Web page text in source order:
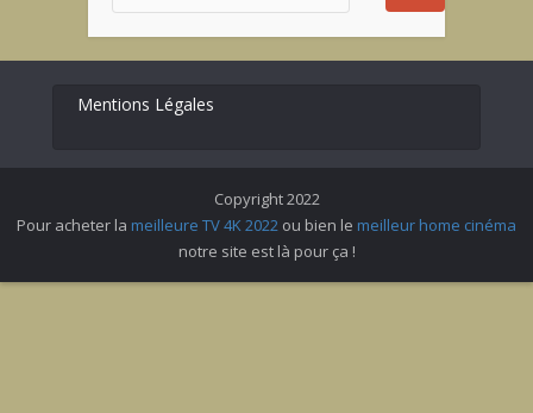
Mentions Légales
Copyright 2022
Pour acheter la meilleure TV 4K 2022 ou bien le meilleur home cinéma
notre site est là pour ça !